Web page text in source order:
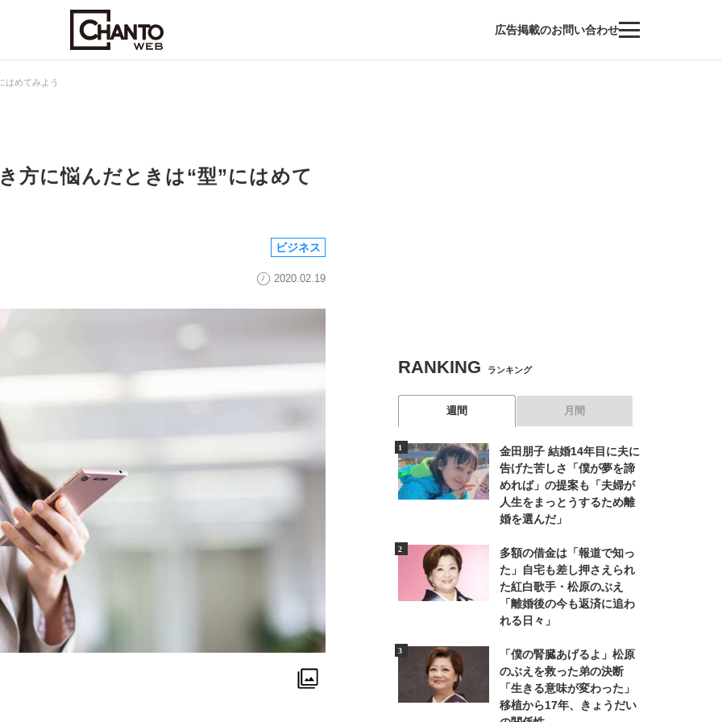
広告掲載のお問い合わせ
はめてみよう
方に悩んだときは“型”にはめて
ビジネス
2020.02.19
RANKING ランキング
週間 月間
金田朋子 結婚14年目に夫に
告げた苦しさ「僕が夢を諦
めれば」の提案も「夫婦が
人生をまっとうするため離
婚を選んだ」
多額の借金は「報道で知っ
た」自宅も差し押さえられ
た紅白歌手・松原のぶえ
「離婚後の今も返済に追わ
れる日々」
「僕の腎臓あげるよ」松原
のぶえを救った弟の決断
「生きる意味が変わった」
移植から17年、きょうだい